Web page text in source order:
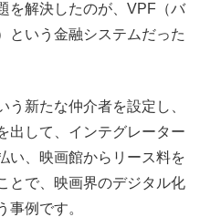
を解決したのが、VPF（バ
という金融システムだった
新たな仲介者を設定し、
出して、インテグレーター
い、映画館からリース料を
とで、映画界のデジタル化
事例です。